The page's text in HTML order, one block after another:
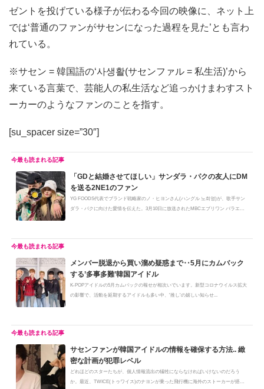
ゼントを投げている様子が伝わる今回の映像に、ネット上
では‘普通のファンがサセンになった過程を見た’とも言わ
れている。
※サセン = 韓国語の‘사생활(サセンファル = 私生活)’から
来ている言葉で、芸能人の私生活など追っかけまわすスト
ーカーのようなファンのことを指す。
[su_spacer size=”30″]
「GDと結婚させてほしい」サンダラ・パクの友人にDM
を送る2NE1のファン
YG FOODS代表でブランド戦略家のノ・ヒヨンさん(ハングル 노희영)が、歌手サン
ダラ・パクに向けた愛情を伝えた。3月10日に放送されたMBCエブリワン バラエ
メンバー脱退から買い溜め疑惑まで‥5月にカムバック
する’多事多難’韓国アイドル
K-POPアイドルの5月カムバックの報せが相次いでいます。新型コロナウイルス拡大
の影響で、活動を延期するアイドルも多い中、'推し'の嬉しい知らせ...
サセンファンが韓国アイドルの情報を確保する方法.. 緻
密な計画が犯罪レベル
どれほどのスターたちが、個人情報流出の犠牲にならなければいけないのだろう
か。最近、TWICE(トゥワイス)のナヨンが乗った飛行機に海外のストーカーが搭乗